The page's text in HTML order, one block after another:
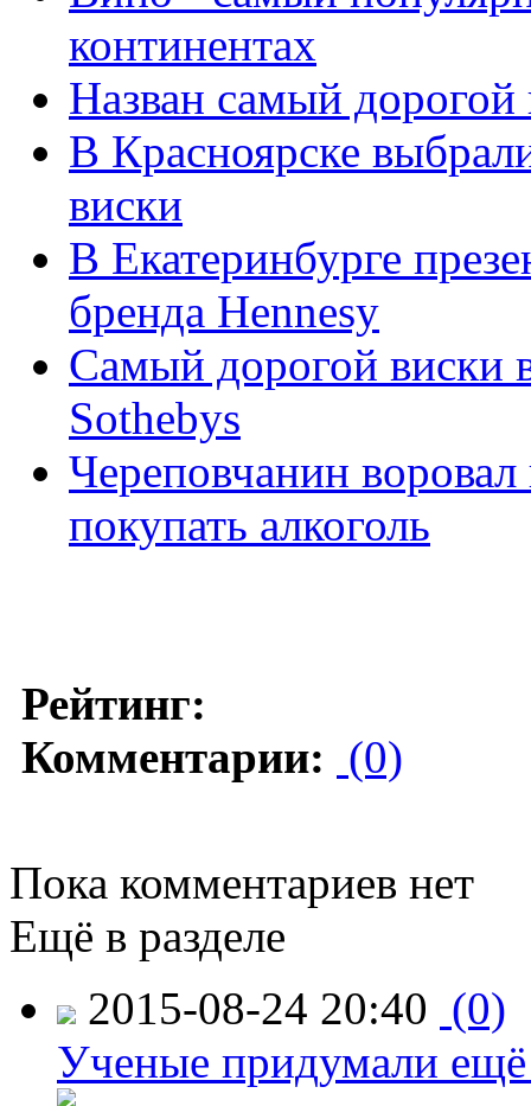
континентах
Назван самый
В Красноярске
виски
В Екатеринбурге
бренда Hennesy
Самый дорогой виски
Sothebys
Череповчанин
покупать алкоголь
Рейтинг:
Комментарии: (0)
Пока комментариев нет
Ещё в разделе
2015-08-24 20:40 (0)
Ученые придумали ещё